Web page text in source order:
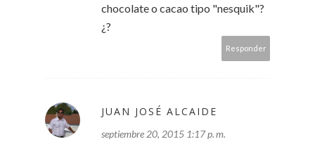
chocolate o cacao tipo "nesquik"?
¿?
Responder
JUAN JOSÉ ALCAIDE
septiembre 20, 2015 1:17 p. m.